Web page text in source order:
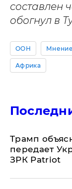
составлен
обогнул в
ООН Мнение
Африка
Трамп
передает
ЗРК Patriot